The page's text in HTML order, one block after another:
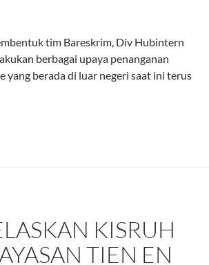
tim Bareskrim, Div Hubintern
berbagai upaya penanganan
yang berada di luar negeri saat ini terus
KISRUH
TIEN EN